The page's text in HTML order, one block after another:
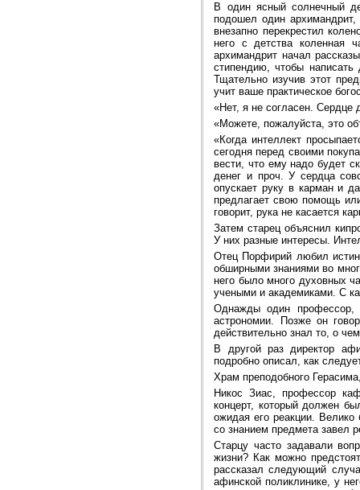
В один ясный солнечный
подошел один архимандрит,
внезапно перекрестил
него с детства коленная
архимандрит начал
стипендию, чтобы
Тщательно изучив этот
учит ваше практическое
«Нет, я не согласен.
«Можете, пожалуйста, это
«Когда интеллект
сегодня перед своими
вести, что ему надо будет
денег и проч. У сердца
опускает руку в карман и
предлагает свою помощь
говорит, рука не касается
Затем старец объяснил
У них разные интересы.
Отец Порфирий любил
обширными знаниями во
него было много духовных
учеными и академиками. С
Однажды один профессор,
астрономии. Позже он
действительно знал то, о
В другой раз директор
подробно описал, как
Храм преподобного
Никос Зиас, профессор
концерт, который должен
ожидая его реакции.
со знанием предмета завел
Старцу часто задавали
жизни? Как можно
рассказал следующий
афинской поликлинике, у